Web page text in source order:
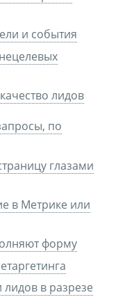
и события
лидов
по
глазами
в Метрике или
форму
в разрезе